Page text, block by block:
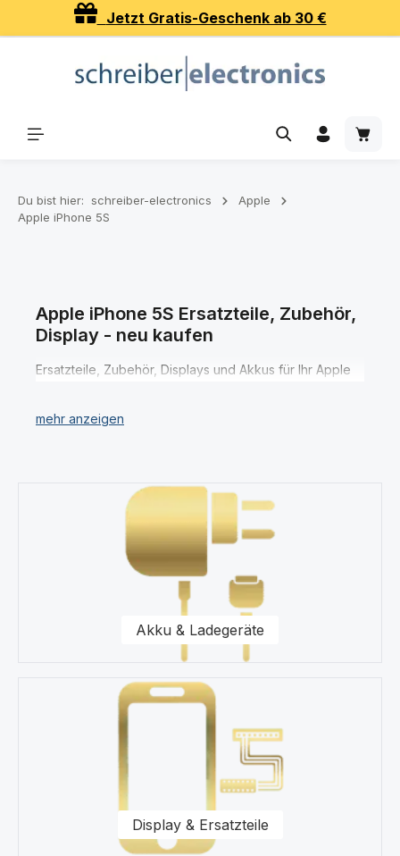
Zum Hauptinhalt springenJetzt Gratis-Geschenk ab 30 €
Du bist hier: schreiber-electronics
Apple
Apple iPhone 5S
Apple iPhone 5S Ersatzteile, Zubehör,
Display - neu kaufen
Ersatzteile, Zubehör, Displays und Akkus für Ihr Apple
Taschen, Universal Zubehör, Displayfolie und
Für uns stehen Qualität und Originalität unserer
Produkte für das Apple iPhone 5S im Vordergrund. Wir
halten eine Vielzahl von Produkten wie Displays und
Schutzhüllen für Ihr Apple iPhone 5S in unserem
modernen Warenlager für Sie vor.
Kaufen Sie nur Original Zubehör vom Apple iPhone 5S
Gerne steht Ihnen unser Kundenservice bezüglich
Fragen zu unseren Ersatzteilen für Ihr Apple iPhone 5S
Kategoriegalerie überspringen
Akku & Ladegeräte
Display & Ersatzteile